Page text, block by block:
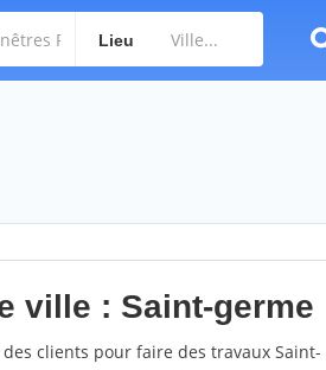
Lieu
ville : Saint-germe
clients pour faire des travaux Saint-